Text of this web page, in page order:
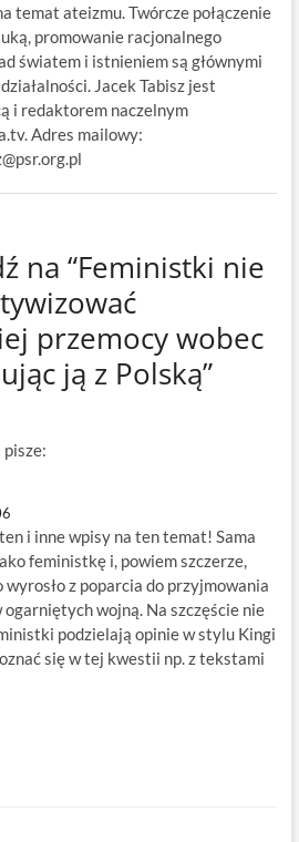
temat ateizmu. Twórcze połączenie
promowanie racjonalnego
światem i istnieniem są głównymi
Jacek Tabisz jest
i redaktorem naczelnym
Adres mailowy:
na “Feministki nie
przemocy wobec
ją z Polską”
pisze:
i inne wpisy na ten temat! Sama
feministkę i, powiem szczerze,
wyrosło z poparcia do przyjmowania
ogarniętych wojną. Na szczęście nie
podzielają opinie w stylu Kingi
się w tej kwestii np. z tekstami